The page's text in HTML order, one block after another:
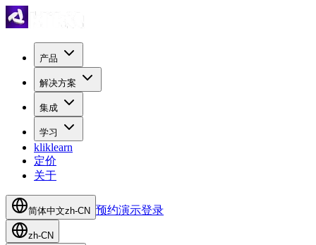
产品
解决方案
集成
学习
kliklearn
定价
关于
简体中文zh-CN 预约演示登录
zh-CN